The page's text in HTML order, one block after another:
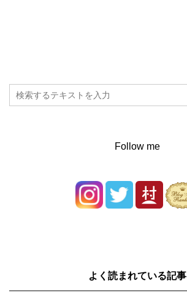
Follow me
よく読まれている記事